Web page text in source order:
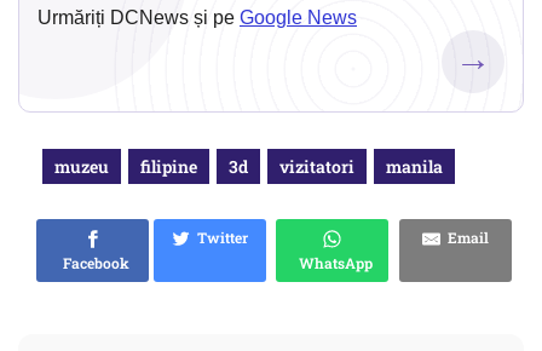
Urmăriți DCNews și pe Google News
→
muzeu filipine 3d vizitatori manila
Facebook
Twitter
WhatsApp
Email